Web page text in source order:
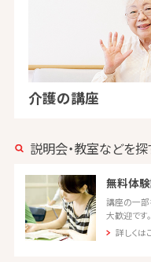
介護の講座
説明会・教室などを探
無料体
講座の一部
大歓迎です。
詳しくは